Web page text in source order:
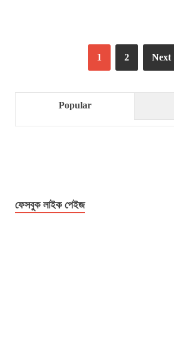
1 2 Next
Popular
ফেসবুক লাইক পেইজ